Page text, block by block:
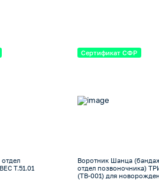
Т.51.01
Сертификат СФР
Воротник Шанца
отдел позвоночника)
(ТВ-001) для